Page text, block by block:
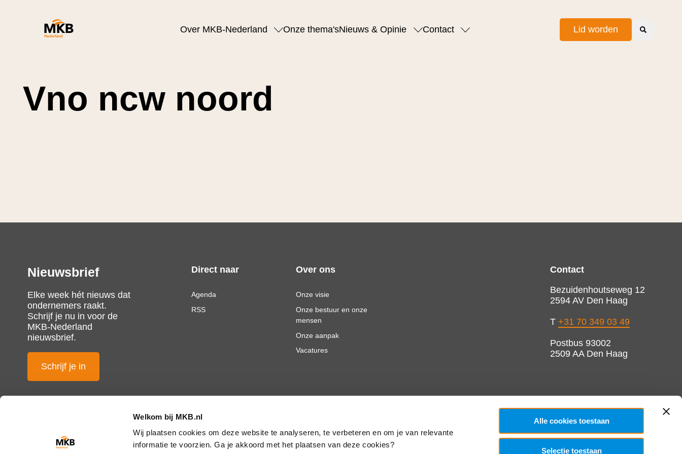
Welkom bij MKB.nl
Wij plaatsen cookies om deze website te analyseren, te verbeteren en om je van relevante
informatie te voorzien. Ga je akkoord met het plaatsen van deze cookies?
Alle cookies toestaan
Selectie toestaan
Over MKB-Nederland Onze thema'sNieuws & Opinie Contact Lid worden
Vno ncw noord
Nieuwsbrief
Elke week hét nieuws dat
ondernemers raakt.
Schrijf je nu in voor de
MKB-Nederland
nieuwsbrief.
Schrijf je in
Direct naar
Agenda
RSS
Over ons
Onze visie
Onze bestuur en onze
mensen
Onze aanpak
Vacatures
Contact
Bezuidenhoutseweg 12
2594 AV Den Haag
T +31 70 349 03 49
Postbus 93002
2509 AA Den Haag